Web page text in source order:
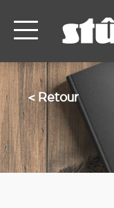
< Retour